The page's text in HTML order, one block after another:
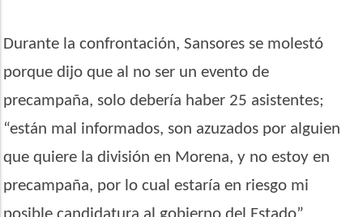
Durante la confrontación, Sansores se molestó
porque dijo que al no ser un evento de
precampaña, solo debería haber 25 asistentes;
“están mal informados, son azuzados por alguien
que quiere la división en Morena, y no estoy en
precampaña, por lo cual estaría en riesgo mi